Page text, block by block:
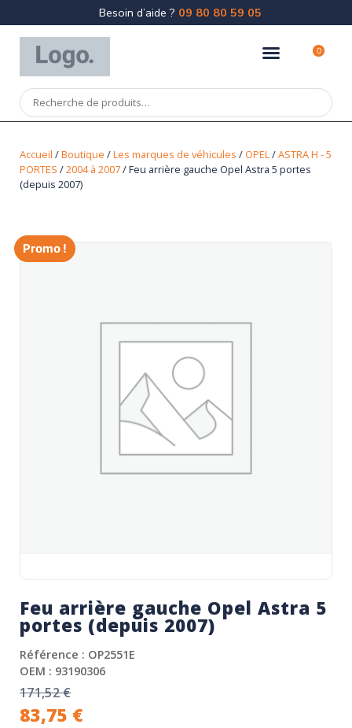
Besoin d’aide ? 09 80 80 59 05
0
Accueil /Boutique /Les marques de véhicules / OPEL/ASTRA H - 5
PORTES /2004 à 2007/ Feu arrière gauche Opel Astra 5 portes
(depuis 2007)
Promo !
Feu arrière gauche Opel Astra 5
portes (depuis 2007)
Référence : OP2551E
OEM : 93190306
171,52€
83,75 €